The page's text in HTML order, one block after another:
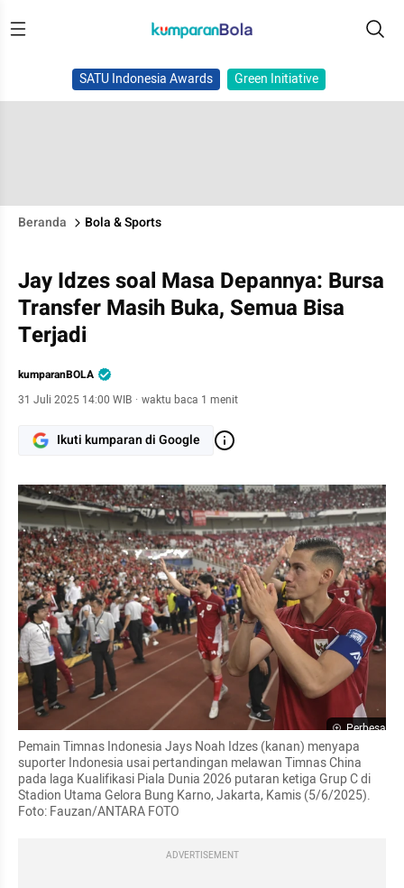
SATU Indonesia Awards Green Initiative
Beranda Bola & Sports
Jay Idzes soal Masa Depannya: Bursa
Transfer Masih Buka, Semua Bisa
Terjadi
kumparanBOLA
31 Juli 2025 14:00 WIB · waktu baca 1 menit
Ikuti kumparan di Google
Perbesar
Pemain Timnas Indonesia Jays Noah Idzes (kanan) menyapa
suporter Indonesia usai pertandingan melawan Timnas China
pada laga Kualifikasi Piala Dunia 2026 putaran ketiga Grup C di
Stadion Utama Gelora Bung Karno, Jakarta, Kamis (5/6/2025).
Foto: Fauzan/ANTARA FOTO
ADVERTISEMENT